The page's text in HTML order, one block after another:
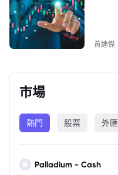
黃達傑
市場
熱門 股票 外匯
Palladium - Cash